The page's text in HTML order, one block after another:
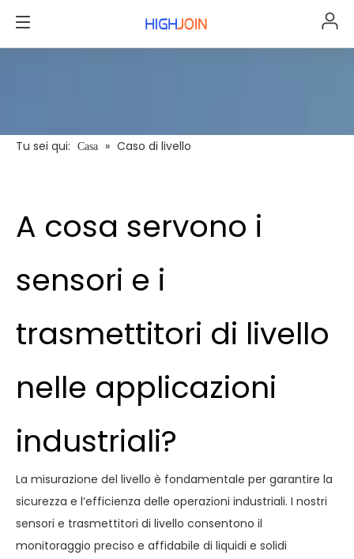
Tu sei qui: Casa » Caso di livello
A cosa servono i
sensori e i
trasmettitori di livello
nelle applicazioni
industriali?
La misurazione del livello è fondamentale per garantire la
sicurezza e l’efficienza delle operazioni industriali. I nostri
sensori e trasmettitori di livello consentono il
monitoraggio preciso e affidabile di liquidi e solidi